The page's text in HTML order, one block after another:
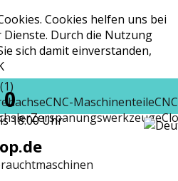
Cookies helfen uns bei
Durch die Nutzung
sich damit einverstanden,
CNC-Maschinenteile
Zerspanungswerkzeuge
18:00 Uhr